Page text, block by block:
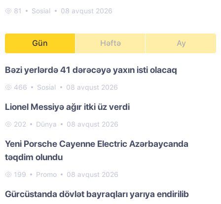
81 Sosial 08 avqust 2026
Gün Həftə Ay
Bəzi yerlərdə 41 dərəcəyə yaxın isti olacaq
466 Sosial 08 avqust 2026
Lionel Messiyə ağır itki üz verdi
202 Dünya 08 avqust 2026
Yeni Porsche Cayenne Electric Azərbaycanda
təqdim olundu
199 Promo 08 avqust 2026
Gürcüstanda dövlət bayraqları yarıya endirilib